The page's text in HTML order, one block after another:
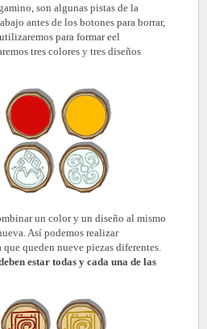
son algunas pistas de la
antes de los botones para borrar,
para formar eel
tres colores y tres diseños
un color y un diseño al mismo
Así podemos realizar
queden nueve piezas diferentes.
estar todas y cada una de las